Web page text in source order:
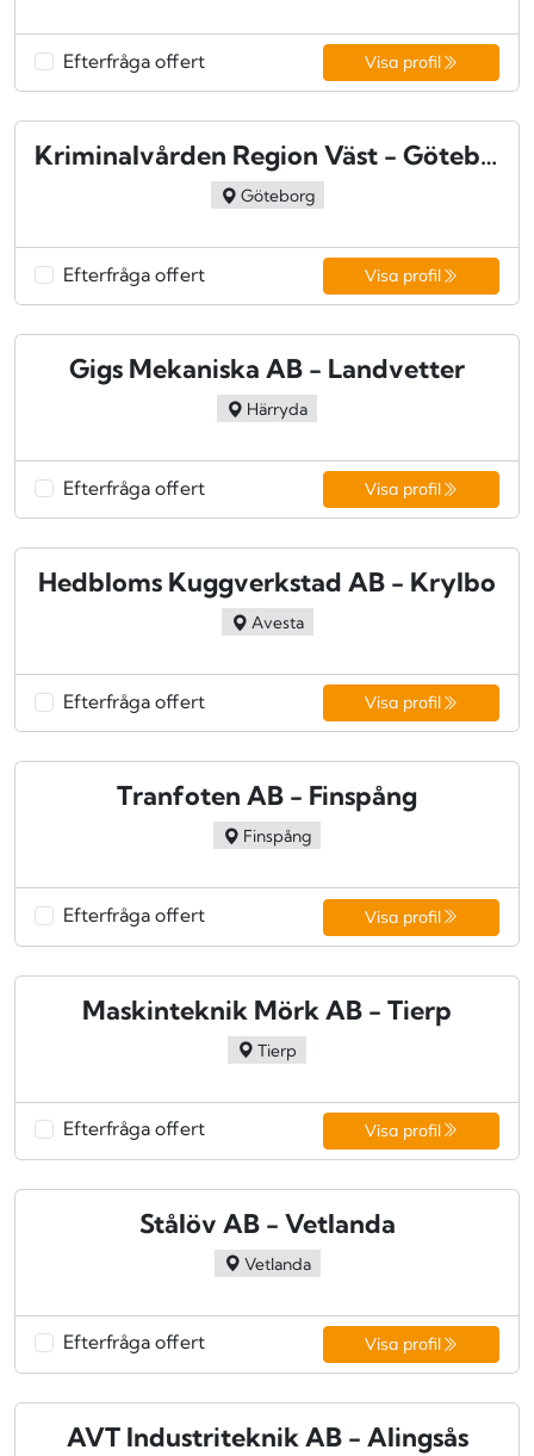
Efterfråga offert Visa profil
Kriminalvården Region Väst - Göteborg
Göteborg
Efterfråga offert Visa profil
Gigs Mekaniska AB - Landvetter
Härryda
Efterfråga offert Visa profil
Hedbloms Kuggverkstad AB - Krylbo
Avesta
Efterfråga offert Visa profil
Tranfoten AB - Finspång
Finspång
Efterfråga offert Visa profil
Maskinteknik Mörk AB - Tierp
Tierp
Efterfråga offert Visa profil
Stålöv AB - Vetlanda
Vetlanda
Efterfråga offert Visa profil
AVT Industriteknik AB - Alingsås